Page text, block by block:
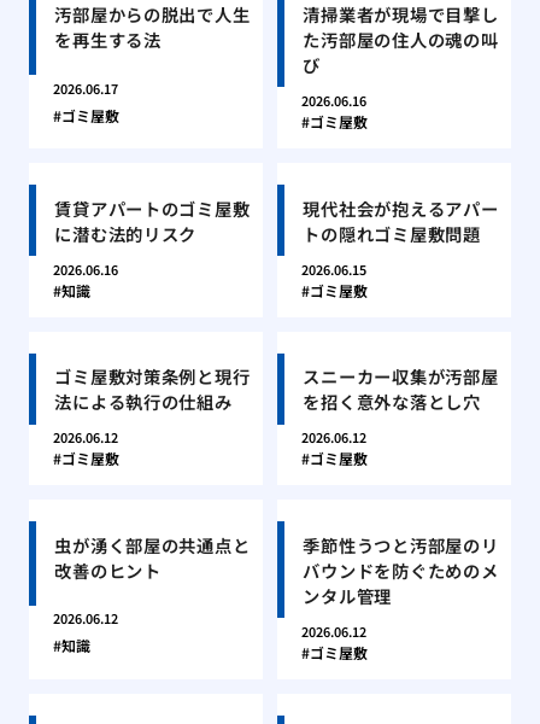
汚部屋からの脱出で人生
を再生する法
2026.06.17
ゴミ屋敷
清掃業者が現場で目撃し
た汚部屋の住人の魂の叫
び
2026.06.16
ゴミ屋敷
賃貸アパートのゴミ屋敷
に潜む法的リスク
2026.06.16
知識
現代社会が抱えるアパー
トの隠れゴミ屋敷問題
2026.06.15
ゴミ屋敷
ゴミ屋敷対策条例と現行
法による執行の仕組み
2026.06.12
ゴミ屋敷
スニーカー収集が汚部屋
を招く意外な落とし穴
2026.06.12
ゴミ屋敷
虫が湧く部屋の共通点と
改善のヒント
2026.06.12
知識
季節性うつと汚部屋のリ
バウンドを防ぐためのメ
ンタル管理
2026.06.12
ゴミ屋敷